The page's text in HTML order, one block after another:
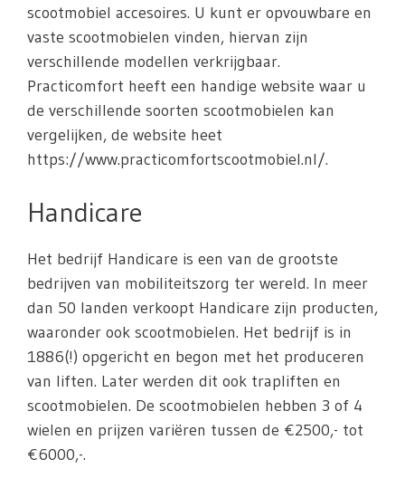
scootmobiel accesoires. U kunt er opvouwbare en
vaste scootmobielen vinden, hiervan zijn
verschillende modellen verkrijgbaar.
Practicomfort heeft een handige website waar u
de verschillende soorten scootmobielen kan
vergelijken, de website heet
https://www.practicomfortscootmobiel.nl/.
Handicare
Het bedrijf Handicare is een van de grootste
bedrijven van mobiliteitszorg ter wereld. In meer
dan 50 landen verkoopt Handicare zijn producten,
waaronder ook scootmobielen. Het bedrijf is in
1886(!) opgericht en begon met het produceren
van liften. Later werden dit ook trapliften en
scootmobielen. De scootmobielen hebben 3 of 4
wielen en prijzen variëren tussen de €2500,- tot
€6000,-.